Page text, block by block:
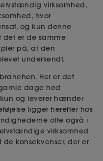
virksomhed,
hvor
og kun denne
det er de samme
på, at den
underkendt.
Her er det
dage hed
og leverer hænder
ligger herefter hos
ofte også i
virksomhed
konsekvenser, der er